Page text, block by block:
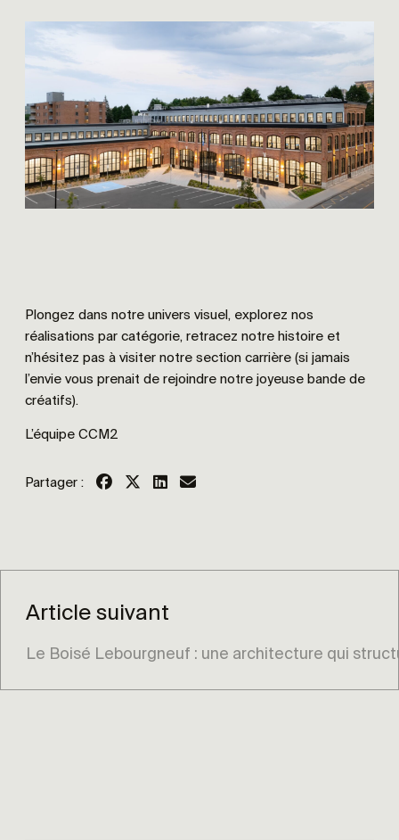
Plongez dans notre univers visuel, explorez nos
réalisations par catégorie, retracez notre histoire et
n’hésitez pas à visiter notre section carrière (si jamais
l’envie vous prenait de rejoindre notre joyeuse bande de
créatifs).
L’équipe CCM2
Partager :
Article suivant
Le Boisé Lebourgneuf : une architecture qui